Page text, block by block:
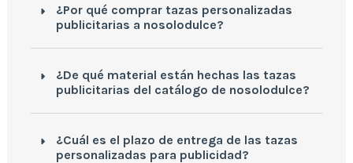
¿Por qué comprar tazas personalizadas
publicitarias a nosolodulce?
¿De qué material están hechas las tazas
publicitarias del catálogo de nosolodulce?
¿Cuál es el plazo de entrega de las tazas
personalizadas para publicidad?